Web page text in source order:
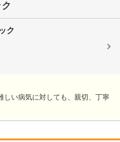
ク
しい病気に対しても、親切、丁寧